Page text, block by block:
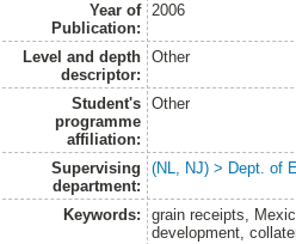
Year of
Publication:
2006
Level and depth
descriptor:
Other
Student's
programme
affiliation:
Other
Supervising
department:
(NL, NJ) > Dept. of
Keywords:
grain receipts,
development,